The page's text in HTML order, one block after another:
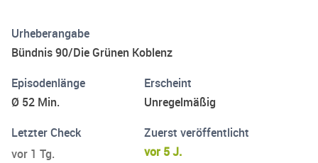
Urheberangabe
Bündnis 90/Die Grünen Koblenz
Episodenlänge
Ø 52 Min.
Erscheint
Unregelmäßig
Letzter Check
vor 1 Tg.
Zuerst veröffentlicht
vor 5 J.